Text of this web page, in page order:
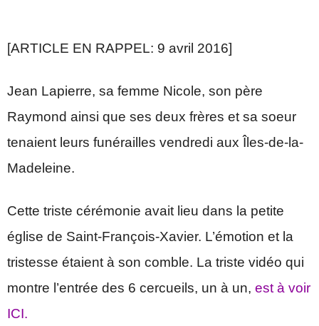
[ARTICLE EN RAPPEL: 9 avril 2016]
Jean Lapierre, sa femme Nicole, son père
Raymond ainsi que ses deux frères et sa soeur
tenaient leurs funérailles vendredi aux Îles-de-la-
Madeleine.
Cette triste cérémonie avait lieu dans la petite
église de Saint-François-Xavier. L’émotion et la
tristesse étaient à son comble. La triste vidéo qui
montre l’entrée des 6 cercueils, un à un, est à voir
ICI.